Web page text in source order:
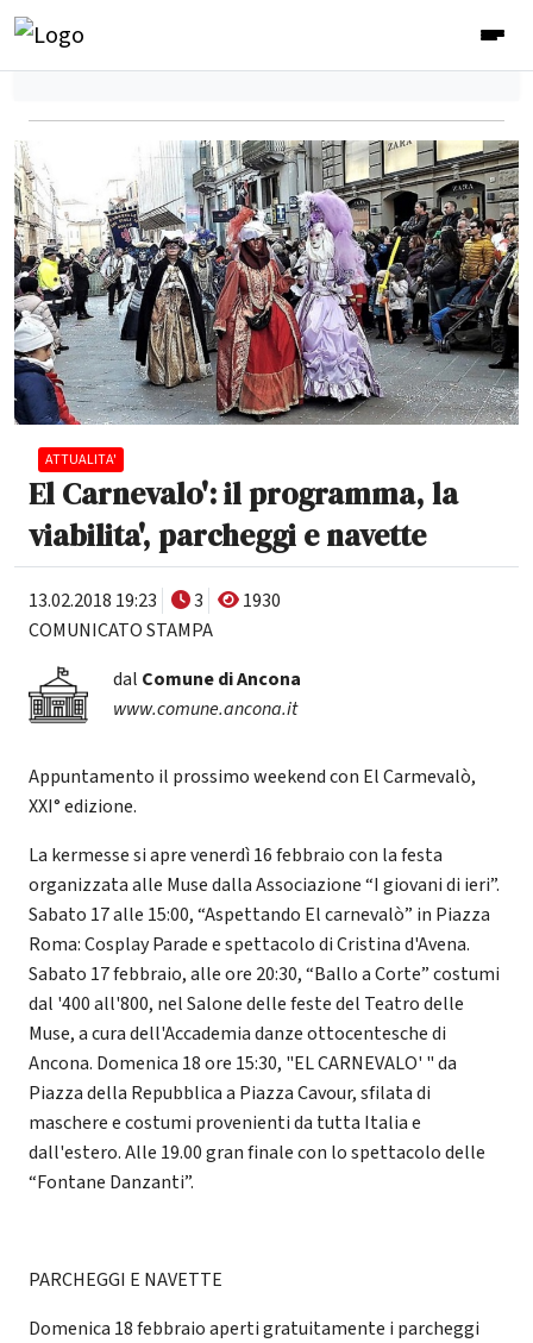
ATTUALITA'
El Carnevalo': il programma, la
viabilita', parcheggi e navette
13.02.2018 19:23 3
1930
COMUNICATO STAMPA
dal Comune di Ancona
www.comune.ancona.it
Appuntamento il prossimo weekend con El Carmevalò,
XXI° edizione.
La kermesse si apre venerdì 16 febbraio con la festa
organizzata alle Muse dalla Associazione “I giovani di ieri”.
Sabato 17 alle 15:00, “Aspettando El carnevalò” in Piazza
Roma: Cosplay Parade e spettacolo di Cristina d'Avena.
Sabato 17 febbraio, alle ore 20:30, “Ballo a Corte” costumi
dal '400 all'800, nel Salone delle feste del Teatro delle
Muse, a cura dell'Accademia danze ottocentesche di
Ancona. Domenica 18 ore 15:30, "EL CARNEVALO' " da
Piazza della Repubblica a Piazza Cavour, sfilata di
maschere e costumi provenienti da tutta Italia e
dall'estero. Alle 19.00 gran finale con lo spettacolo delle
“Fontane Danzanti”.
PARCHEGGI E NAVETTE
Domenica 18 febbraio aperti gratuitamente i parcheggi